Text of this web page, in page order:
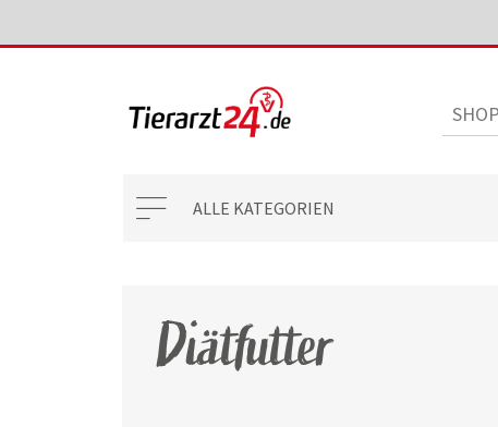
ALLE KATEGORIEN
Diätfutter